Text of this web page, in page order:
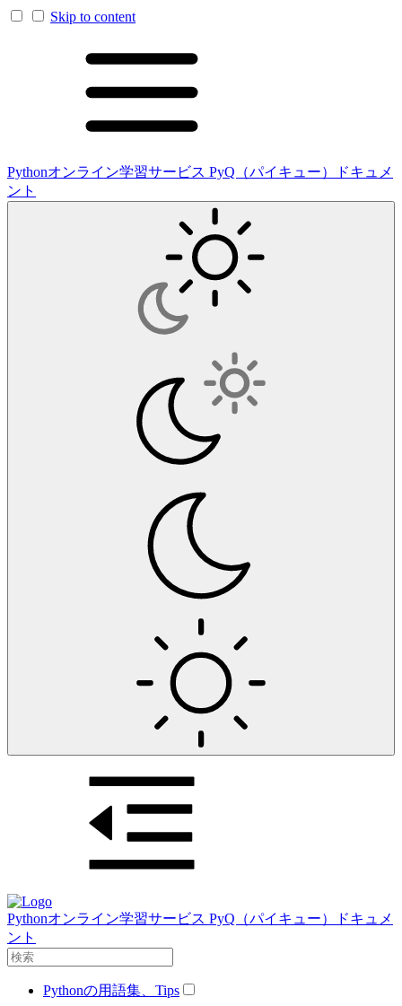
Skip to content
Pythonオンライン学習サービス PyQ（パイキュー）ドキュメ
ント
Pythonオンライン学習サービス PyQ（パイキュー）ドキュメ
ント
Pythonの用語集、Tips